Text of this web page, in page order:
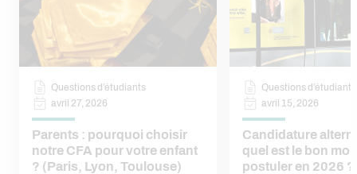
Questions d’étudiants
avril 27, 2026
Parents : pourquoi choisir
notre CFA pour votre enfant
? (Paris, Lyon, Toulouse)
Questions d’étudiants
avril 15, 2026
Candidature
quel est le bon
postuler en 2026 ?